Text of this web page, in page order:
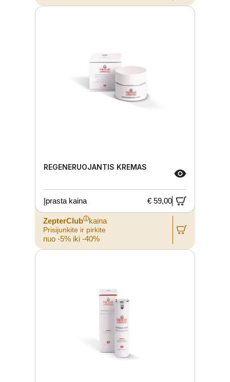
REGENERUOJANTIS KREMAS
Įprasta kaina € 59,00
ZepterClubⓘkaina
Prisijunkite ir pirkite
nuo -5% iki -40%